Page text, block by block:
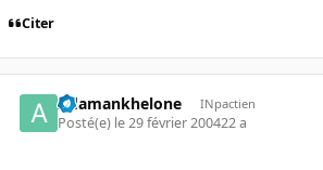
Citer
Adamankhelone INpactien
Posté(e) le 29 février 200422 a